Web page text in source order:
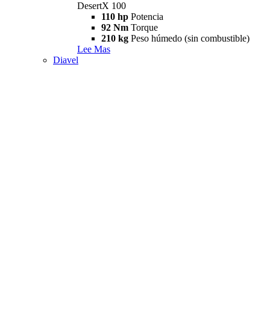
DesertX 100
110 hp Potencia
92 Nm Torque
210 kg Peso húmedo (sin combustible)
Lee Mas
Diavel